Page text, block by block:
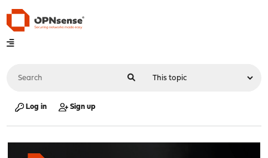
Log in Sign up